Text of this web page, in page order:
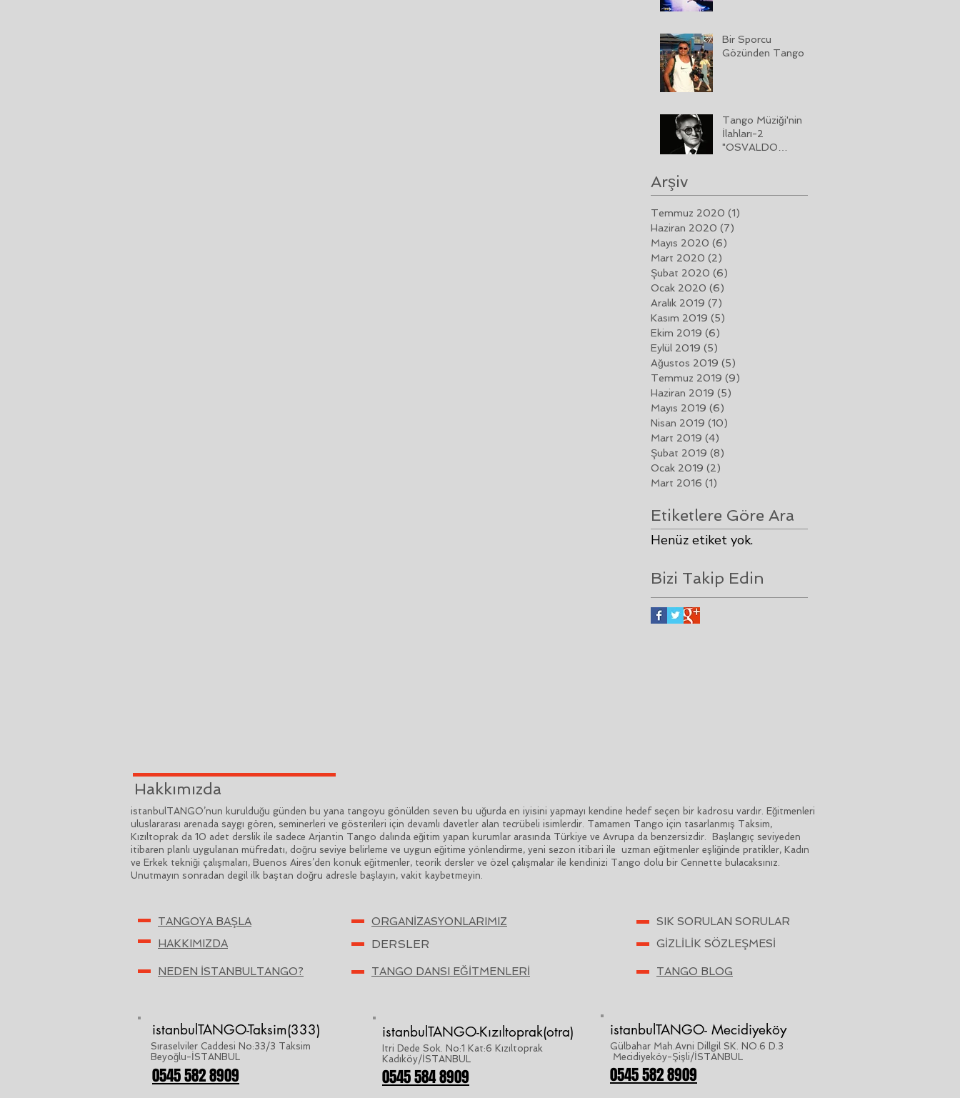
Bir Sporcu
Gözünden Tango
Tango Müziği'nin
İlahları-2
"OSVALDO
Arşiv
Temmuz 2020 (1)
Haziran 2020 (7)
Mayıs 2020 (6)
Mart 2020 (2)
Şubat 2020 (6)
Ocak 2020 (6)
Aralık 2019 (7)
Kasım 2019 (5)
Ekim 2019 (6)
Eylül 2019 (5)
Ağustos 2019 (5)
Temmuz 2019 (9)
Haziran 2019 (5)
Mayıs 2019 (6)
Nisan 2019 (10)
Mart 2019 (4)
Şubat 2019 (8)
Ocak 2019 (2)
Mart 2016 (1)
Etiketlere Göre Ara
Henüz etiket yok.
Bizi Takip Edin
Hakkımızda
istanbulTANGO’nun kurulduğu günden bu yana tangoyu gönülden seven bu uğurda en iyisini yapmayı kendine hedef seçen bir kadrosu vardır. Eğitmenleri
uluslararası arenada saygı gören, seminerleri ve gösterileri için devamlı davetler alan tecrübeli isimlerdir. Tamamen Tango için tasarlanmış Taksim,
Kızıltoprak da 10 adet derslik ile sadece Arjantin Tango dalında eğitim yapan kurumlar arasında Türkiye ve Avrupa da benzersizdir. Başlangıç seviyeden
itibaren planlı uygulanan müfredatı, doğru seviye belirleme ve uygun eğitime yönlendirme, yeni sezon itibari ile uzman eğitmenler eşliğinde pratikler, Kadın
ve Erkek tekniği çalışmaları, Buenos Aires’den konuk eğitmenler, teorik dersler ve özel çalışmalar ile kendinizi Tango dolu bir Cennette bulacaksınız.
Unutmayın sonradan degil ilk baştan doğru adresle başlayın, vakit kaybetmeyin.
TANGOYA BAŞLA
HAKKIMIZDA
NEDEN İSTANBULTANGO?
ORGANİZASYONLARIMIZ
DERSLER
TANGO DANSI EĞİTMENLERİ
istanbulTANGO-Taksim(333)
Sıraselviler Caddesi No:33/3 Taksim
Beyoğlu-İSTANBUL
0545 582 8909
istanbulTANGO-Kızıltoprak(otra)
Itri Dede Sok. No:1 Kat:6 Kızıltoprak
Kadıköy/İSTANBUL
0545 584 8909
SIK SORULAN SORULAR
GİZLİLİK SÖZLEŞMESİ
TANGO BLOG
istanbulTANGO- Mecidiyeköy
Gülbahar Mah.Avni Dillgil SK. NO.6 D.3
Mecidiyeköy-Şişli/İSTANBUL
0545 582 8909